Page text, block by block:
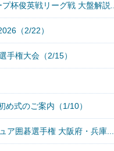
杯俊英戦リーグ戦 大盤解説...
（2/22）
手権大会（2/15）
め式のご案内（1/10）
ア囲碁選手権 大阪府・兵庫...